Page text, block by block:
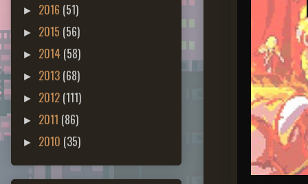
► 2016 (51)
► 2015 (56)
► 2014 (58)
► 2013 (68)
► 2012 (111)
► 2011 (86)
► 2010 (35)